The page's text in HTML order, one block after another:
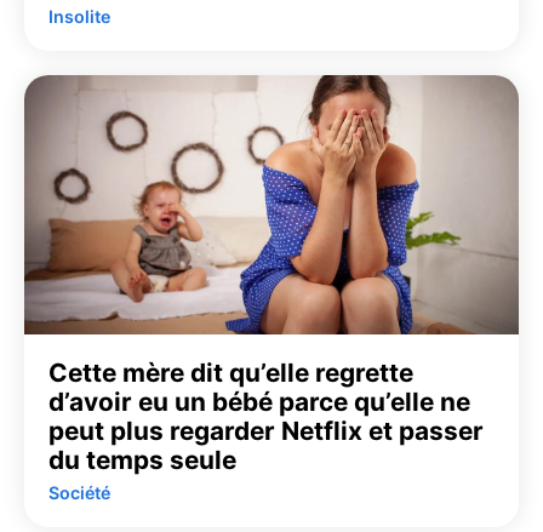
Insolite
Cette mère dit qu’elle regrette
d’avoir eu un bébé parce qu’elle ne
peut plus regarder Netflix et passer
du temps seule
Société